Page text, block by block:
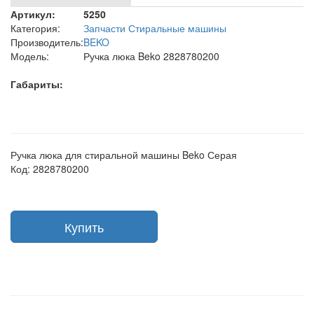
Артикул:
5250
Категория:
Запчасти Стиральные машины
Производитель:BEKO
Модель:
Ручка люка Beko 2828780200
Габариты:
Ручка люка для стиральной машины Beko Серая
Код: 2828780200